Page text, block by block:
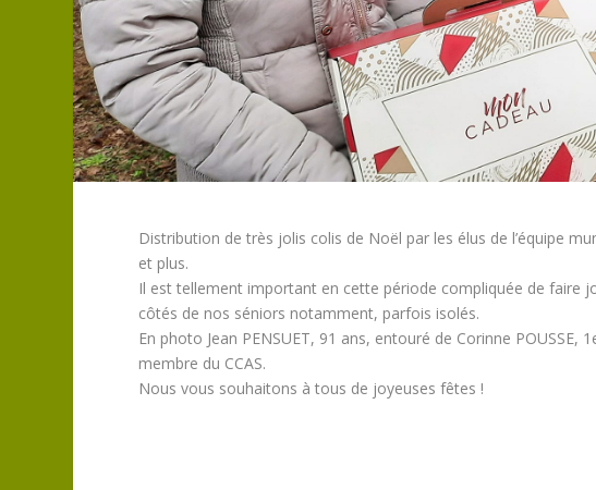
Distribution de très jolis colis de Noël par les élus de l’équipe
et plus.
Il est tellement important en cette période compliquée de faire
côtés de nos séniors notamment, parfois isolés.
En photo Jean PENSUET, 91 ans, entouré de Corinne
membre du CCAS.
Nous vous souhaitons à tous de joyeuses fêtes !